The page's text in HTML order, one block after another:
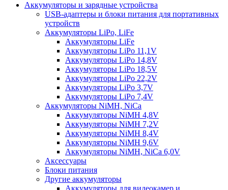
Аккумуляторы и зарядные устройства
USB-адаптеры и блоки питания для портативных
устройств
Аккумуляторы LiPo, LiFe
Аккумуляторы LiFe
Аккумуляторы LiPo 11,1V
Аккумуляторы LiPo 14,8V
Аккумуляторы LiPo 18,5V
Аккумуляторы LiPo 22,2V
Аккумуляторы LiPo 3,7V
Аккумуляторы LiPo 7,4V
Аккумуляторы NiMH, NiCa
Аккумуляторы NiMH 4,8V
Аккумуляторы NiMH 7,2V
Аккумуляторы NiMH 8,4V
Аккумуляторы NiMH 9,6V
Аккумуляторы NiMH, NiCa 6,0V
Аксессуары
Блоки питания
Другие аккумуляторы
Аккумуляторы для видеокамер и